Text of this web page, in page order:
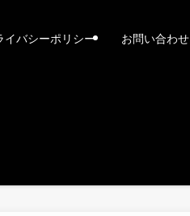
イバシーポリシー お問い合わ